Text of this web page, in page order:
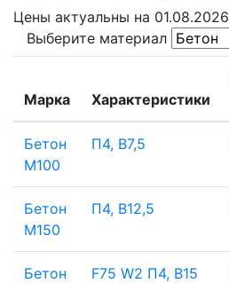
Цены актуальны на 01.08.2026
Выберите материал
Марка Характеристики
Бетон
М100
П4, В7,5
Бетон
М150
П4, В12,5
Бетон
F75 W2 П4, В15